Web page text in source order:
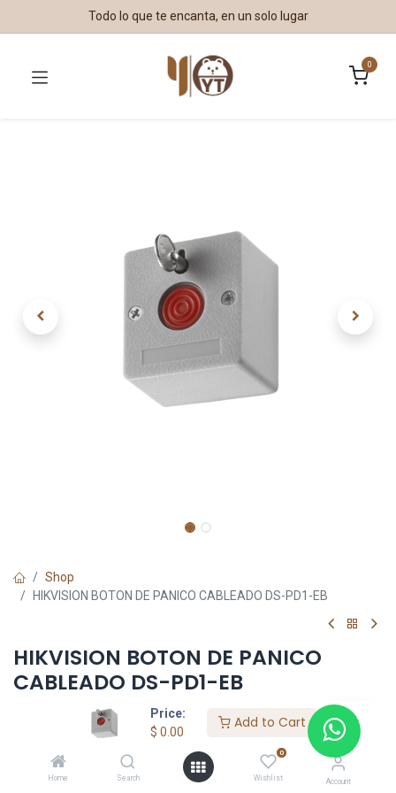
Price:
$ 0.00
Add to Cart
Home Search
0
Wishlist Account
Todo lo que te encanta, en un solo lugar
0
Shop
HIKVISION BOTON DE PANICO CABLEADO DS-PD1-EB
HIKVISION BOTON DE PANICO
CABLEADO DS-PD1-EB